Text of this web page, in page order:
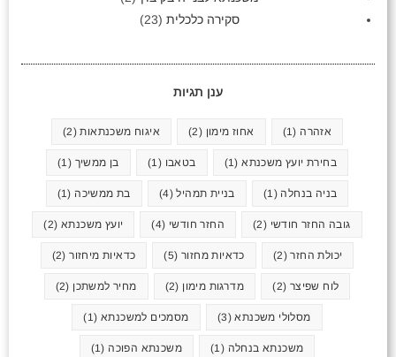
סקירה כלכלית (23)
ענן תגיות
אזהרה (1) אחוז מימון (2) איגוח משכנתאות(2)
בחירת יועץ משכנתא(1) בטאבו (1) בן ממשיך (1)
בניה בנחלה (1) בניית תמהיל(4) בת ממשיכה (1)
גובה החזר חודשי (2) החזר חודשי (4) יועץ משכנתא (2)
יכולת החזר(2) כדאיות מחזור (5) כדאיות מיחזור(2)
לוח שפיצר (2) מדרגות מימון (2) מחיר למשתכן (2)
מסלולי משכנתא(3) מסמכים למשכנתא(1)
משכנתא בנחלה (1) משכנתא הפוכה (1)